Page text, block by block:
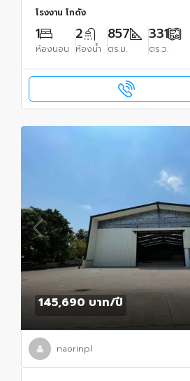
โรงงาน โกดัง
1
ห้องนอน
2
ห้องน้ำ
857
ตร.ม.
331
ตร.ว.
145,690 บาท/ปี
naorinpl